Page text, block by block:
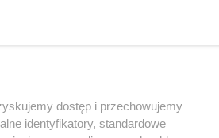
dostęp i przechowujemy
identyfikatory, standardowe